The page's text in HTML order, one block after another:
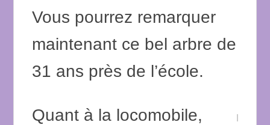
Vous pourrez remarquer
maintenant ce bel arbre de
31 ans près de l’école.
Quant à la locomobile,